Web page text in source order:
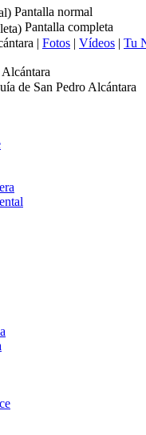
Pantalla normal
Pantalla completa
| Fotos | Vídeos | Tu
Alcántara
de San Pedro Alcántara